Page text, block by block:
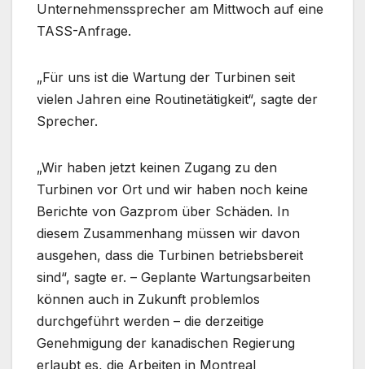
Unternehmenssprecher am Mittwoch auf eine
TASS-Anfrage.
„Für uns ist die Wartung der Turbinen seit
vielen Jahren eine Routinetätigkeit“, sagte der
Sprecher.
„Wir haben jetzt keinen Zugang zu den
Turbinen vor Ort und wir haben noch keine
Berichte von Gazprom über Schäden. In
diesem Zusammenhang müssen wir davon
ausgehen, dass die Turbinen betriebsbereit
sind“, sagte er. – Geplante Wartungsarbeiten
können auch in Zukunft problemlos
durchgeführt werden – die derzeitige
Genehmigung der kanadischen Regierung
erlaubt es, die Arbeiten in Montreal